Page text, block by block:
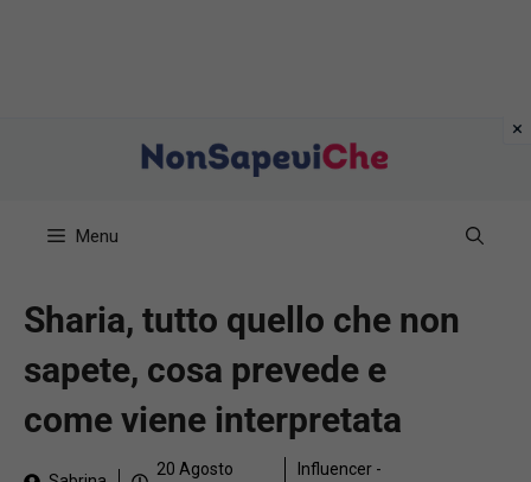
Menu
Sharia, tutto quello che non
sapete, cosa prevede e
come viene interpretata
20 Agosto
Influencer -